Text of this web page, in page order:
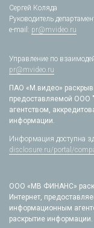
Сергей Коляда
Руководитель
e-mail: pr@mvideo.ru
Управление по
pr@mvideo.ru
ПАО «М.видео»
предоставляемой ООО
агентством,
информации.
Информация доступна
disclosure.ru/portal/
ООО «МВ ФИНАНС»
Интернет,
информационным
раскрытие информации.